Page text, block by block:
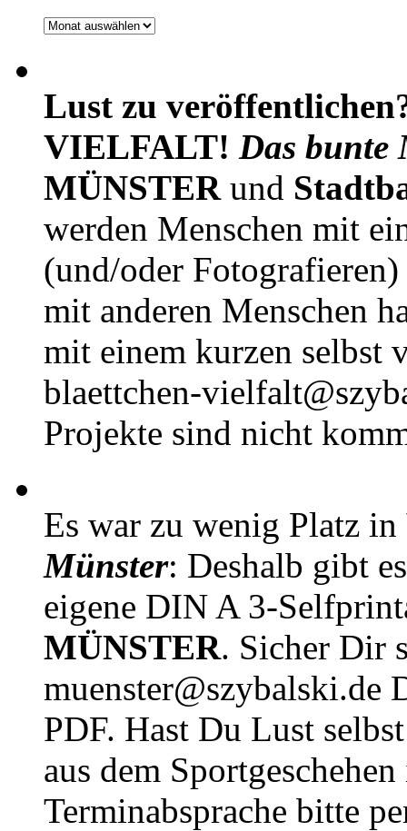
Archiv
Lust zu
VIELFALT! Das bunte
MÜNSTERund
werden Menschen mit
(und/oder
mit anderen Menschen
mit einem kurzen selbst
blaettchen-
Projekte sind nicht
Es war zu wenig Platz in
Münster: Deshalb gibt
eigene DIN A 3-
MÜNSTER. Sicher Dir
muenster@szybalski.de
PDF. Hast Du Lust
aus dem
Terminabsprache bitte